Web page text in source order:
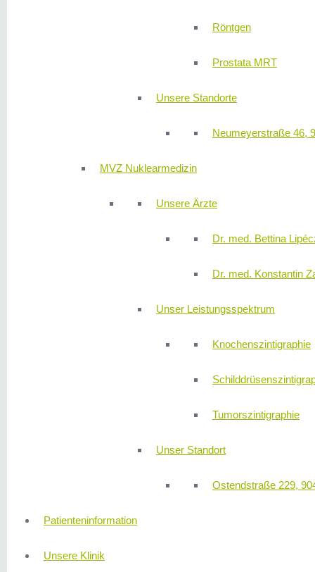
Röntgen
Prostata MRT
Unsere Standorte
Neumeyerstraße 46,
MVZ Nuklearmedizin
Unsere Ärzte
Dr. med. Bettina
Dr. med. Konstantin
Unser Leistungsspektrum
Knochenszintigraphie
Tumorszintigraphie
Unser Standort
Ostendstraße 229,
Patienteninformation
Unsere Klinik